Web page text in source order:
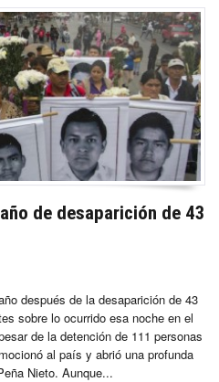
de desaparición de 43
después de la desaparición de 43
sobre lo ocurrido esa noche en el
de la detención de 111 personas
al país y abrió una profunda
Nieto. Aunque...